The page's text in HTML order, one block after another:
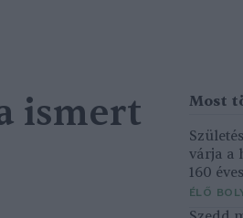
ismert
várja a
160
ÉLŐ